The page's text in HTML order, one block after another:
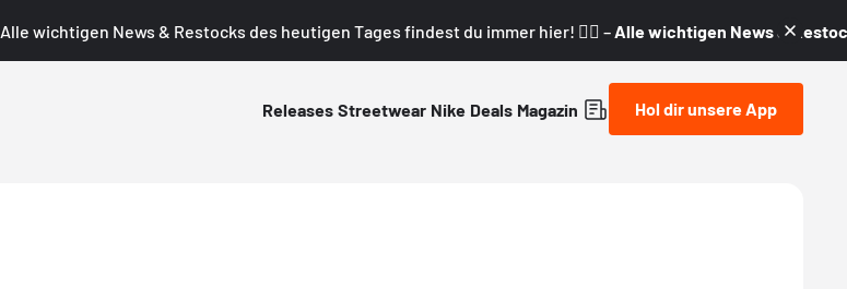
Alle wichtigen News & Restocks des heutigen Tages findest du immer hier! 👇🏼 – Alle wichtigen News &
Releases Streetwear Nike Deals Magazin Hol dir unsere App